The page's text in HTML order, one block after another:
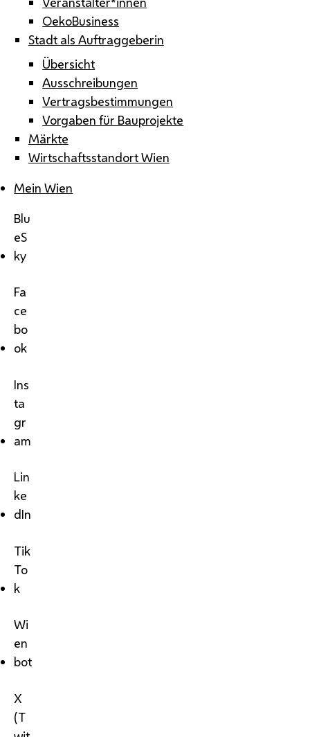
OekoBusiness
Stadt als Auftraggeberin
Übersicht
Ausschreibungen
Vertragsbestimmungen
Vorgaben für Bauprojekte
Märkte
Wirtschaftsstandort Wien
Mein Wien
Blu
eS
ky
Fa
ce
bo
ok
Ins
ta
gr
am
Lin
ke
dIn
Tik
To
k
Wi
en
bot
X
(T